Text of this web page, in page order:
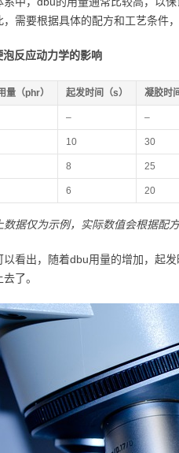
，需要根据具体的配方和工艺条件
反应动力学的影响
量（phr） 起发时间（s） 凝胶时
– –
10 30
8 25
6 20
数据仅为示例，实际数值会根据配
以看出，随着dbu用量的增加，起
了。